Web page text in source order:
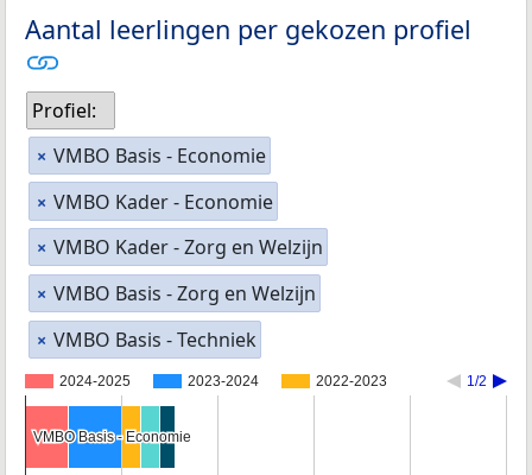
Aantal leerlingen per gekozen profiel
Profiel:
× VMBO Basis - Economie
× VMBO Kader - Economie
× VMBO Kader - Zorg en Welzijn
× VMBO Basis - Zorg en Welzijn
× VMBO Basis - Techniek
2024-2025 2023-2024 2022-2023 1/2
VMBO Basis - Economie
VMBO Basis - Economie